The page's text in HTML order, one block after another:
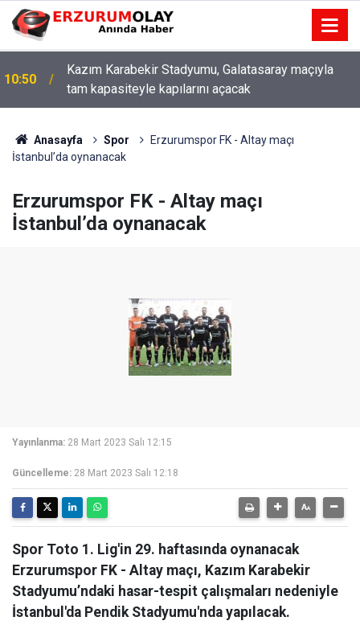
10:50
Kazım Karabekir Stadyumu, Galatasaray maçıyla
tam kapasiteyle kapılarını açacak
Anasayfa Spor
Erzurumspor FK - Altay maçı
İstanbul’da oynanacak
Erzurumspor FK - Altay maçı
İstanbul’da oynanacak
Yayınlanma: 28 Mart 2023 Salı 12:15
Güncelleme: 28 Mart 2023 Salı 12:18
Spor Toto 1. Lig'in 29. haftasında oynanacak
Erzurumspor FK - Altay maçı, Kazım Karabekir
Stadyumu’ndaki hasar-tespit çalışmaları nedeniyle
İstanbul'da Pendik Stadyumu'nda yapılacak.